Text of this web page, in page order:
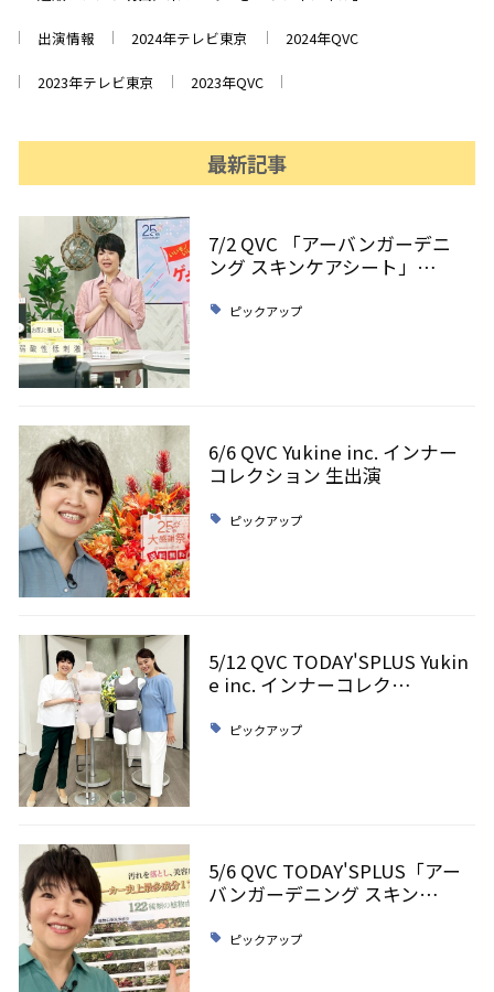
出演情報 2024年テレビ東京 2024年QVC
2023年テレビ東京 2023年QVC
最新記事
7/2 QVC 「アーバンガーデニ
ング スキンケアシート」…
ピックアップ
6/6 QVC Yukine inc. インナー
コレクション 生出演
ピックアップ
5/12 QVC TODAY'SPLUS Yukin
e inc. インナーコレク…
ピックアップ
5/6 QVC TODAY'SPLUS「アー
バンガーデニング スキン…
ピックアップ